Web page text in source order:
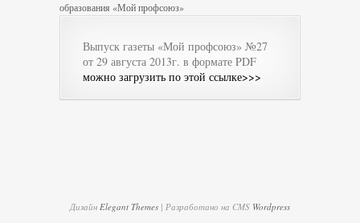
образования «Мой профсоюз»
Выпуск газеты «Мой профсоюз» №27
от 29 августа 2013г. в формате PDF
можно загрузить по этой ссылке>>>
Дизайн Elegant Themes | Разработано на CMS Wordpress